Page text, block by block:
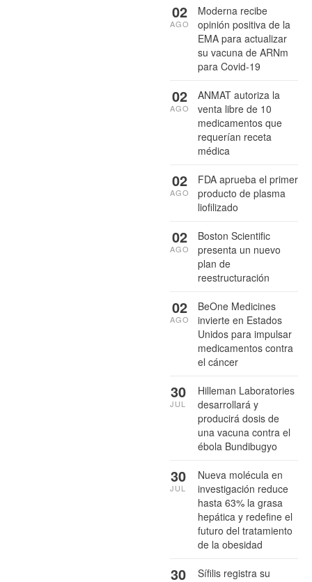
Moderna recibe
opinión positiva de la
EMA para actualizar
su vacuna de ARNm
para Covid-19
02
AGO
ANMAT autoriza la
venta libre de 10
medicamentos que
requerían receta
médica
02
AGO
FDA aprueba el primer
producto de plasma
liofilizado
02
AGO
Boston Scientific
presenta un nuevo
plan de
reestructuración
02
AGO
BeOne Medicines
invierte en Estados
Unidos para impulsar
medicamentos contra
el cáncer
02
AGO
Hilleman Laboratories
desarrollará y
producirá dosis de
una vacuna contra el
ébola Bundibugyo
30
JUL
Nueva molécula en
investigación reduce
hasta 63% la grasa
hepática y redefine el
futuro del tratamiento
de la obesidad
30
JUL
Sífilis registra su
30